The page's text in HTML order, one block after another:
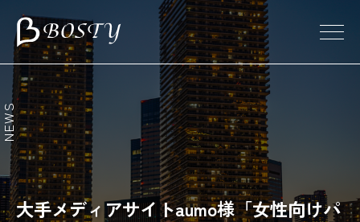
東京のパーソナルトレーニング・ダイ
大手メディアサイトaumo様「女性向けパ